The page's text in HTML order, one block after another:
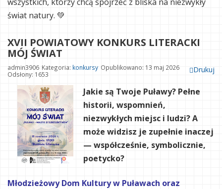
świat natury. 💚
XVII POWIATOWY KONKURS LITERACKI
MÓJ ŚWIAT
Drukuj
admin3906 Kategoria: konkursy Opublikowano: 13 maj 2026
Odsłony: 1653
Jakie są Twoje Puławy? Pełne
historii, wspomnień,
niezwykłych miejsc i ludzi? A
może widzisz je zupełnie inaczej
— współcześnie, symbolicznie,
poetycko?
Młodzieżowy Dom Kultury w Puławach oraz